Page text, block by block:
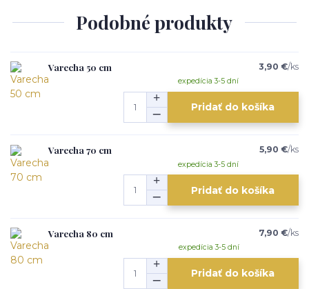
Podobné produkty
Varecha 50 cm 3,90 €/ks
expedícia 3-5 dní
Pridať do košíka
Varecha 70 cm 5,90 €/ks
expedícia 3-5 dní
Pridať do košíka
Varecha 80 cm 7,90 €/ks
expedícia 3-5 dní
Pridať do košíka